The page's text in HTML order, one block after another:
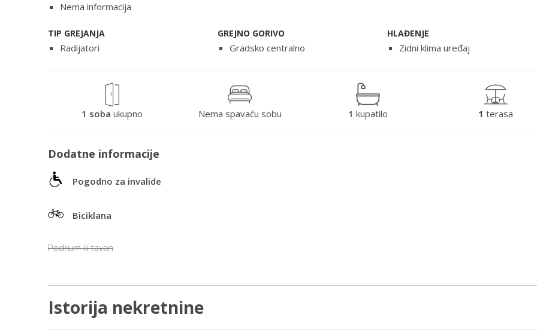
Nema informacija
TIP GREJANJA
Radijatori
GREJNO GORIVO
Gradsko centralno
HLAĐENJE
Zidni klima uređaj
1 soba ukupno Nema spavaću sobu 1 kupatilo 1 terasa
Dodatne informacije
Pogodno za invalide
Biciklana
Podrum ili tavan
Istorija nekretnine